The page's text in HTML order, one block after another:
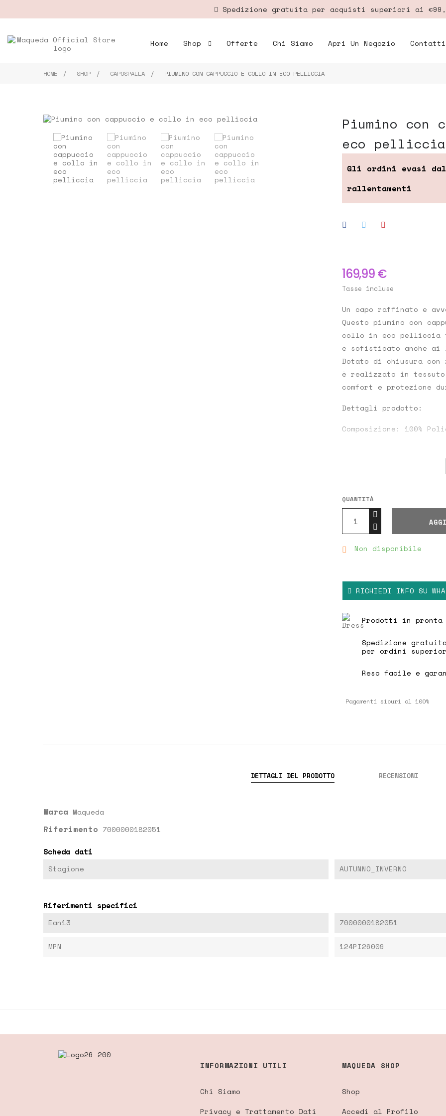
Spedizione gratuita per acquisti superiori ai
Home Shop Offerte Chi Siamo Apri Un Negozio Contatti
HOME SHOP CAPOSPALLA PIUMINO CON CAPPUCCIO E COLLO IN ECO PELLICCIA
piumino con cappuccio e collo in
eco pelliccia
169,99 €
Tasse incluse
Un capo raffinato e
Questo piumino con
collo in eco pelliccia
e sofisticato anche ai
Dotato di chiusura
è realizzato in
comfort e protezione
Dettagli prodotto:
Composizione: 100%
QUANTITÀ
 Non disponibile
RICHIEDI INFO SU
Prodotti in pronta
Spedizione
per ordini
Reso facile e
Pagamenti sicuri al 100%
DETTAGLI DEL PRODOTTO RECENSIONI
Marca Maqueda
Riferimento 7000000182051
Scheda dati
Stagione AUTUNNO_INVERNO
Riferimenti specifici
Ean13 7000000182051
MPN 124PI26009
INFORMAZIONI UTILI
Chi Siamo
Privacy e Trattamento Dati
MAQUEDA SHOP
Shop
Accedi al Profilo